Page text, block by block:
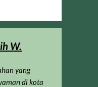
W.
yang
di kota